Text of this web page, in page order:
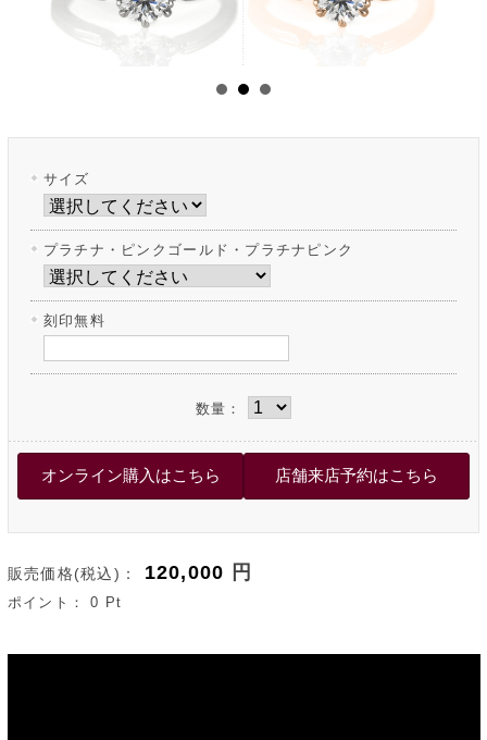
サイズ
プラチナ・ピンクゴールド・プラチナピンク
刻印無料
数量：
販売価格(税込)： 120,000 円
ポイント：0 Pt